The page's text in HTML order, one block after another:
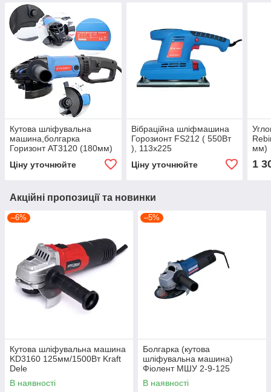
Кутова шліфувальна
машина,болгарка
Горизонт АТ3120 (180мм)
Ціну уточнюйте
Вібраційна шліфмашина
Горозионт FS212 ( 550Вт
), 113х225
Ціну уточнюйте
мм)
1
Акційні пропозиції та новинки
–6%
Кутова шліфувальна машина
KD3160 125мм/1500Вт Kraft
Dele
В наявності
–5%
Болгарка (кутова
шліфувальна машина)
Фіолент МШУ 2-9-125
В наявності